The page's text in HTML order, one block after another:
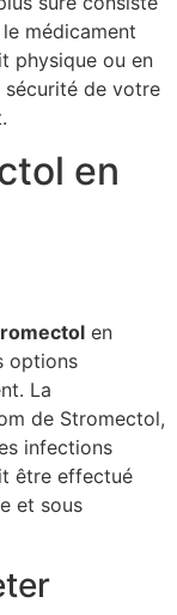
médicament
physique ou en
sécurité de votre
en
en
options
La
de Stromectol,
infections
être effectué
et sous